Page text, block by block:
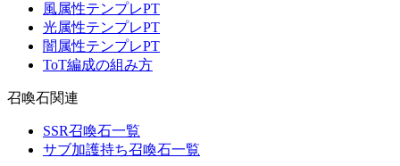
風属性テンプレPT
光属性テンプレPT
闇属性テンプレPT
ToT編成の組み方
召喚石関連
SSR召喚石一覧
サブ加護持ち召喚石一覧